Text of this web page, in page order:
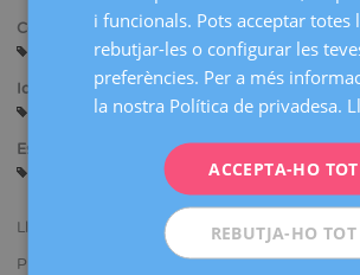
Centres:
Barcelona
Idiomes:
Especialitats:
Guàrdies en sala de parts
Llicenciada en Medicina i Cirurgia.
Presentació de comunicacions i pòsters en
i funcionals. Pots acceptar totes
rebutjar-les o configurar les
preferències. Per a més
la nostra Política de privadesa.
ACCEPTA-HO TOT
REBUTJA-HO TOT